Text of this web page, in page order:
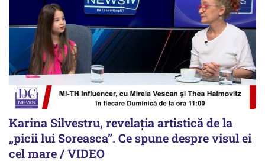
Karina Silvestru, revelația artistică de la
„picii lui Soreasca”. Ce spune despre visul ei
cel mare / VIDEO